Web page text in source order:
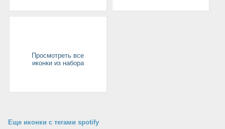
Просмотреть все
иконки из набора
Еще иконки с тегами spotify